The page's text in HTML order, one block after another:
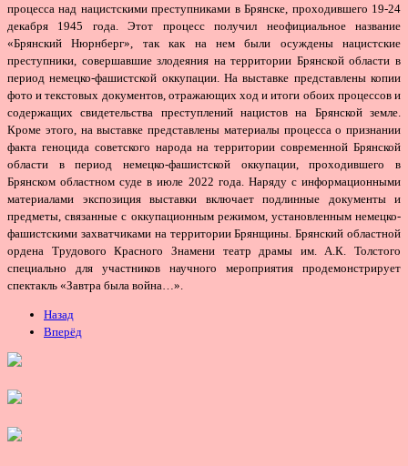
процесса над нацистскими преступниками в Брянске, проходившего 19-24
декабря 1945 года. Этот процесс получил неофициальное название
«Брянский Нюрнберг», так как на нем были осуждены нацистские
преступники, совершавшие злодеяния на территории Брянской области в
период немецко-фашистской оккупации. На выставке представлены копии
фото и текстовых документов, отражающих ход и итоги обоих процессов и
содержащих свидетельства преступлений нацистов на Брянской земле.
Кроме этого, на выставке представлены материалы процесса о признании
факта геноцида советского народа на территории современной Брянской
области в период немецко-фашистской оккупации, проходившего в
Брянском областном суде в июле 2022 года. Наряду с информационными
материалами экспозиция выставки включает подлинные документы и
предметы, связанные с оккупационным режимом, установленным немецко-
фашистскими захватчиками на территории Брянщины. Брянский областной
ордена Трудового Красного Знамени театр драмы им. А.К. Толстого
специально для участников научного мероприятия продемонстрирует
спектакль «Завтра была война…».
Назад
Вперёд